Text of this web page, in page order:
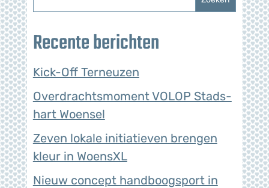
Recente berichten
Kick-Off Terneuzen
Overdrachtsmoment VOLOP Stads-
hart Woensel
Zeven lokale initiatieven brengen
kleur in WoensXL
Nieuw concept handboogsport in